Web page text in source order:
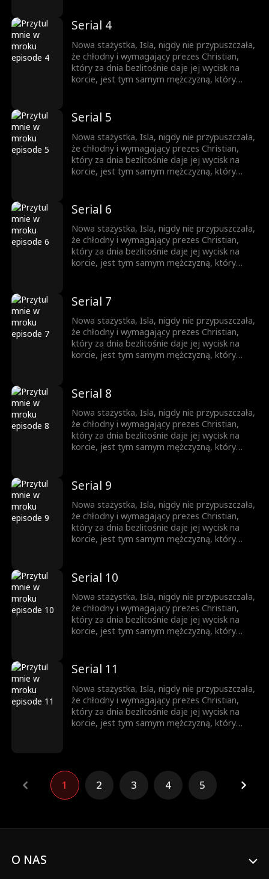
maski, a podwójne życie zderza się z
rzeczywistością, czy Isla zdoła przetrwać tę
grę? A może utonie w cieniu pożądania,
szukając nieoczekiwanego odkupienia?
Serial 4
Nowa stażystka, Isla, nigdy nie przypuszczała,
że chłodny i wymagający prezes Christian,
który za dnia bezlitośnie daje jej wycisk na
korcie, jest tym samym mężczyzną, który
maski, a podwójne życie zderza się z
rzeczywistością, czy Isla zdoła przetrwać tę
grę? A może utonie w cieniu pożądania,
szukając nieoczekiwanego odkupienia?
Serial 5
Nowa stażystka, Isla, nigdy nie przypuszczała,
że chłodny i wymagający prezes Christian,
który za dnia bezlitośnie daje jej wycisk na
korcie, jest tym samym mężczyzną, który
maski, a podwójne życie zderza się z
rzeczywistością, czy Isla zdoła przetrwać tę
grę? A może utonie w cieniu pożądania,
szukając nieoczekiwanego odkupienia?
Serial 6
Nowa stażystka, Isla, nigdy nie przypuszczała,
że chłodny i wymagający prezes Christian,
który za dnia bezlitośnie daje jej wycisk na
korcie, jest tym samym mężczyzną, który
maski, a podwójne życie zderza się z
rzeczywistością, czy Isla zdoła przetrwać tę
grę? A może utonie w cieniu pożądania,
szukając nieoczekiwanego odkupienia?
Serial 7
Nowa stażystka, Isla, nigdy nie przypuszczała,
że chłodny i wymagający prezes Christian,
który za dnia bezlitośnie daje jej wycisk na
korcie, jest tym samym mężczyzną, który
maski, a podwójne życie zderza się z
rzeczywistością, czy Isla zdoła przetrwać tę
grę? A może utonie w cieniu pożądania,
szukając nieoczekiwanego odkupienia?
Serial 8
Nowa stażystka, Isla, nigdy nie przypuszczała,
że chłodny i wymagający prezes Christian,
który za dnia bezlitośnie daje jej wycisk na
korcie, jest tym samym mężczyzną, który
maski, a podwójne życie zderza się z
rzeczywistością, czy Isla zdoła przetrwać tę
grę? A może utonie w cieniu pożądania,
szukając nieoczekiwanego odkupienia?
Serial 9
Nowa stażystka, Isla, nigdy nie przypuszczała,
że chłodny i wymagający prezes Christian,
który za dnia bezlitośnie daje jej wycisk na
korcie, jest tym samym mężczyzną, który
maski, a podwójne życie zderza się z
rzeczywistością, czy Isla zdoła przetrwać tę
grę? A może utonie w cieniu pożądania,
szukając nieoczekiwanego odkupienia?
Serial 10
Nowa stażystka, Isla, nigdy nie przypuszczała,
że chłodny i wymagający prezes Christian,
który za dnia bezlitośnie daje jej wycisk na
korcie, jest tym samym mężczyzną, który
maski, a podwójne życie zderza się z
rzeczywistością, czy Isla zdoła przetrwać tę
grę? A może utonie w cieniu pożądania,
szukając nieoczekiwanego odkupienia?
Serial 11
Nowa stażystka, Isla, nigdy nie przypuszczała,
że chłodny i wymagający prezes Christian,
który za dnia bezlitośnie daje jej wycisk na
korcie, jest tym samym mężczyzną, który
rzeczywistością, czy Isla zdoła przetrwać tę
grę? A może utonie w cieniu pożądania,
szukając nieoczekiwanego odkupienia?
1 2 3 4 5
O NAS